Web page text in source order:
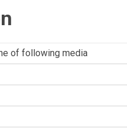
of following media